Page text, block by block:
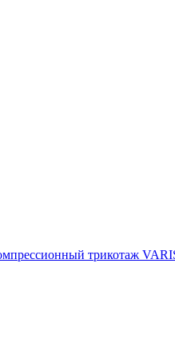
трикотаж